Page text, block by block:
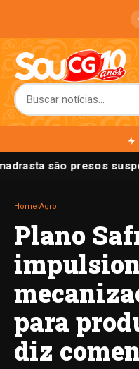
são presos
Home Agro
Plano
para
diz